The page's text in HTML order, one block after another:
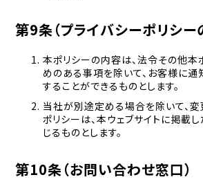
第9条（プライバシーポリシー
本ポリシーの内容は、法令その他本
めのある事項を除いて、お客様に通
することができるものとします。
当社が別途定める場合を除いて、
ポリシーは、本ウェブサイトに掲載
じるものとします。
第10条（お問い合わせ窓口）